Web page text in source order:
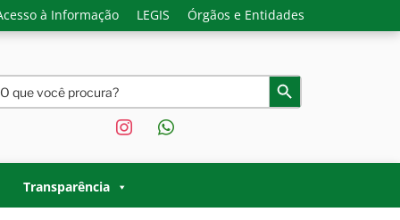
à Informação LEGIS Órgãos e Entidades
ACRE |
do Estado do Acre.
Search Button
instagramwhatsapp
Transparência